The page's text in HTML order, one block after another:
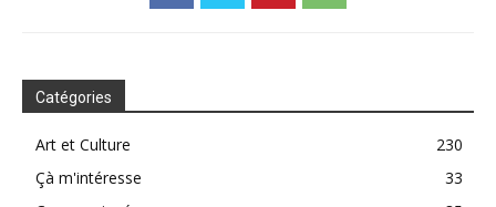
Catégories
Art et Culture
230
Çà m'intéresse
33